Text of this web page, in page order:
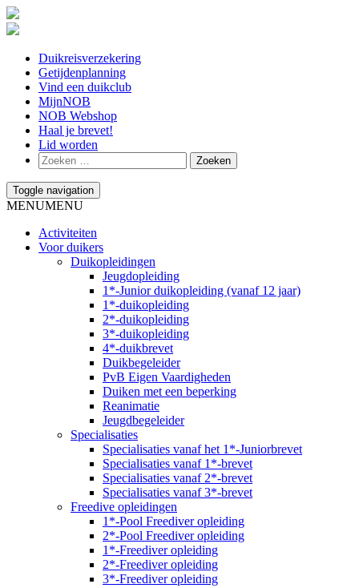
Duikreisverzekering
Getijdenplanning
Vind een duikclub
MijnNOB
NOB Webshop
Haal je brevet!
Lid worden
Toggle navigation
MENUMENU
Activiteiten
Voor duikers
Duikopleidingen
Jeugdopleiding
1*-Junior duikopleiding (vanaf 12 jaar)
1*-duikopleiding
2*-duikopleiding
3*-duikopleiding
4*-duikbrevet
Duikbegeleider
PvB Eigen Vaardigheden
Duiken met een beperking
Reanimatie
Jeugdbegeleider
Specialisaties
Specialisaties vanaf het 1*-Juniorbrevet
Specialisaties vanaf 1*-brevet
Specialisaties vanaf 2*-brevet
Specialisaties vanaf 3*-brevet
Freedive opleidingen
1*-Pool Freediver opleiding
2*-Pool Freediver opleiding
1*-Freediver opleiding
2*-Freediver opleiding
3*-Freediver opleiding